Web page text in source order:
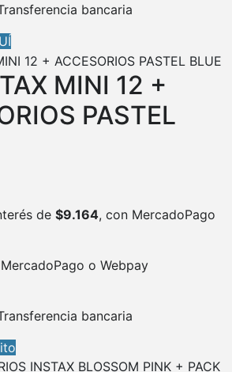
bancaria
MINI 12 +
PASTEL
de $9.164, con MercadoPago
o Webpay
bancaria